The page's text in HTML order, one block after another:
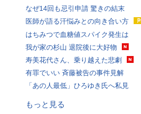
なぜ14回も忌引申請 驚きの結末
医師が語る汗悩みとの向き合い方
はちみつで血糖値スパイク発生は
我が家の杉山 退院後に大好物
寿美花代さん、乗り越えた悲劇
有罪でいい 斉藤被告の事件見解
「あの人最低」ひろゆき氏へ私見
もっと見る